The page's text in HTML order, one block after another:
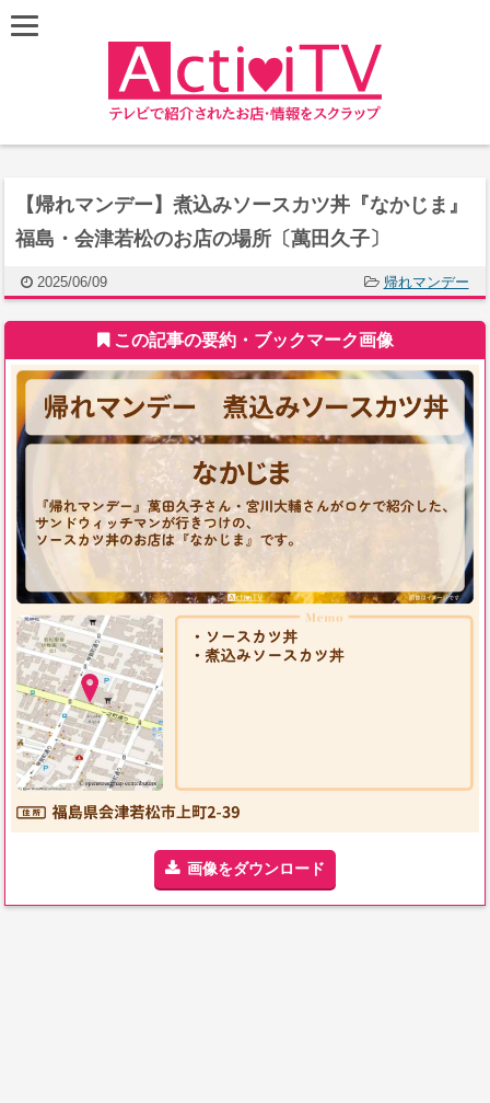
【帰れマンデー】煮込みソースカツ丼『なかじま』
福島・会津若松のお店の場所〔萬田久子〕
2025/06/09 帰れマンデー
この記事の要約・ブックマーク画像
画像をダウンロード